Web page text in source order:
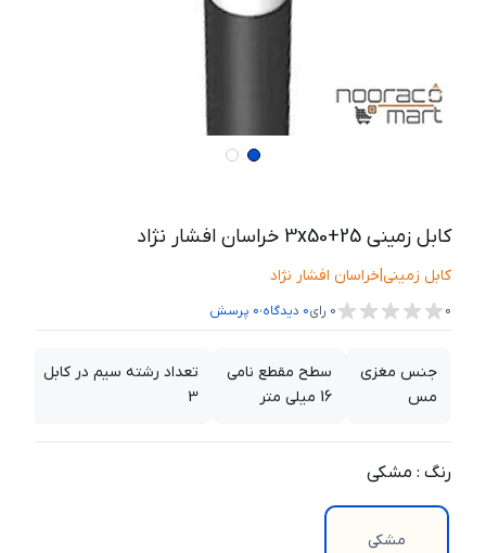
کابل زمینی 3x50+25 خراسان افشار نژاد
کابل زمینی|خراسان افشار نژاد
0
0 رای0 دیدگاه،0 پرسش
جنس مغزی
مس
سطح مقطع نامی
16 میلی متر
تعداد رشته سیم در کابل
3
رنگ : مشکی
مشکی